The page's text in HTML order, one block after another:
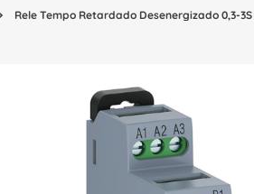
Rele Tempo Retardado Desenergizado 0,3-3S
2º cabo flexivel
tomada
barramento